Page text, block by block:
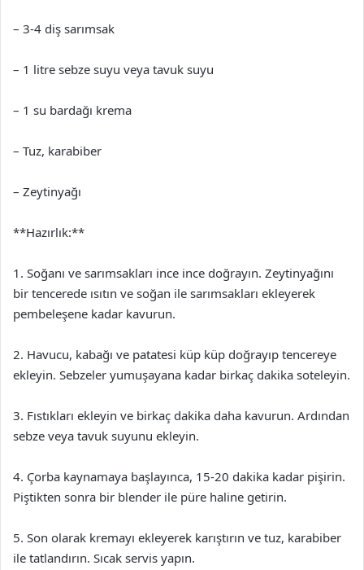
– 3-4 diş sarımsak
– 1 litre sebze suyu veya tavuk suyu
– 1 su bardağı krema
– Tuz, karabiber
– Zeytinyağı
**Hazırlık:**
1. Soğanı ve sarımsakları ince ince doğrayın. Zeytinyağını
bir tencerede ısıtın ve soğan ile sarımsakları ekleyerek
pembeleşene kadar kavurun.
2. Havucu, kabağı ve patatesi küp küp doğrayıp tencereye
ekleyin. Sebzeler yumuşayana kadar birkaç dakika soteleyin.
3. Fıstıkları ekleyin ve birkaç dakika daha kavurun. Ardından
sebze veya tavuk suyunu ekleyin.
4. Çorba kaynamaya başlayınca, 15-20 dakika kadar pişirin.
Piştikten sonra bir blender ile püre haline getirin.
5. Son olarak kremayı ekleyerek karıştırın ve tuz, karabiber
ile tatlandırın. Sıcak servis yapın.